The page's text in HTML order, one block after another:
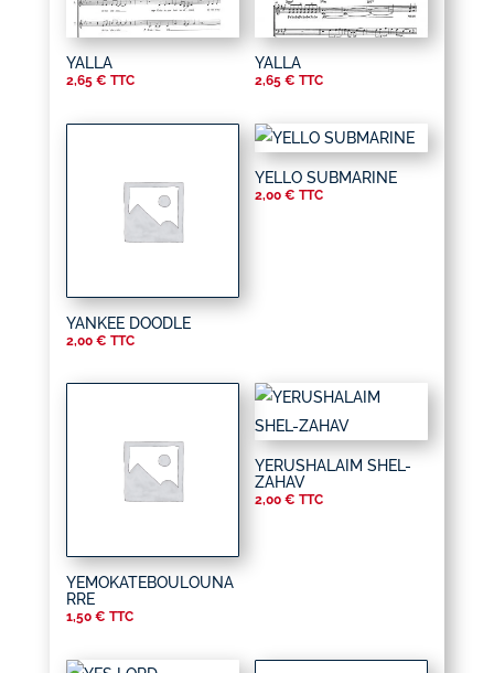
YALLA
2,65 € TTC
YALLA
2,65 € TTC
YANKEE DOODLE
2,00 € TTC
YELLO SUBMARINE
2,00 € TTC
YEMOKATEBOULOUNA
RRE
1,50 € TTC
YERUSHALAIM SHEL-
ZAHAV
2,00 € TTC